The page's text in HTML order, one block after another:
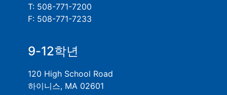
T: 508-771-7200
F: 508-771-7233
9-12학년
120 High School Road
하이니스, MA 02601